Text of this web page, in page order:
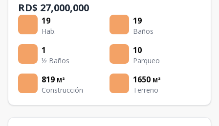
RD$ 27,000,000
19
Hab.
19
Baños
1
½ Baños
10
Parqueo
819 M²
Construcción
1650 M²
Terreno